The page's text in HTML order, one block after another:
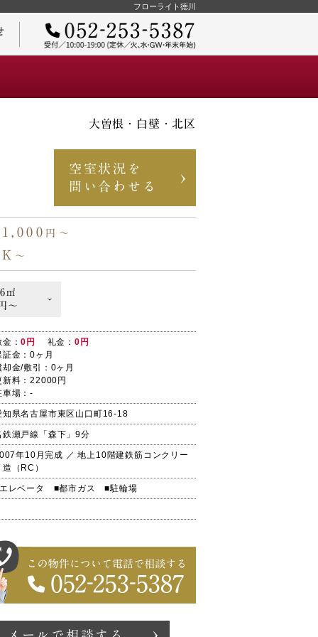
フローライト徳川
物件オーナーさまへ
大曽根・白壁・北区
空室状況を
問い合わせる
円〜
〜
㎡
〜
金：0円 礼金：0円
証金：0ヶ月
却金/敷引：0ヶ月
新料：22000円
車場：-
知県名古屋市東区山口町16-18
鉄瀬戸線「森下」9分
年10月完成 ／ 地上10階建鉄筋コンクリー
造（RC）
レベータ ■都市ガス■駐輪場